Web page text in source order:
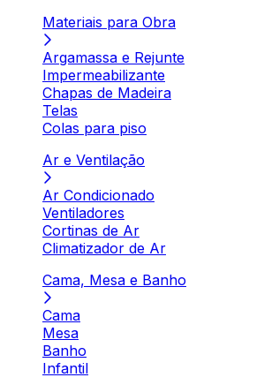
Materiais para Obra
Argamassa e Rejunte
Impermeabilizante
Chapas de Madeira
Telas
Colas para piso
Ar e Ventilação
Ar Condicionado
Ventiladores
Cortinas de Ar
Climatizador de Ar
Cama, Mesa e Banho
Cama
Mesa
Banho
Infantil